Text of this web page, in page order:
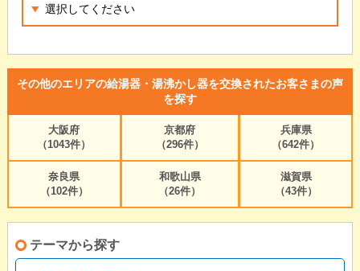
その他のエリアの給湯器・湯沸かし器を交換されたお客さまの声
を探す
大阪府
（1043件）
京都府
（296件）
兵庫県
（642件）
奈良県
（102件）
和歌山県
（26件）
滋賀県
（43件）
テーマから探す